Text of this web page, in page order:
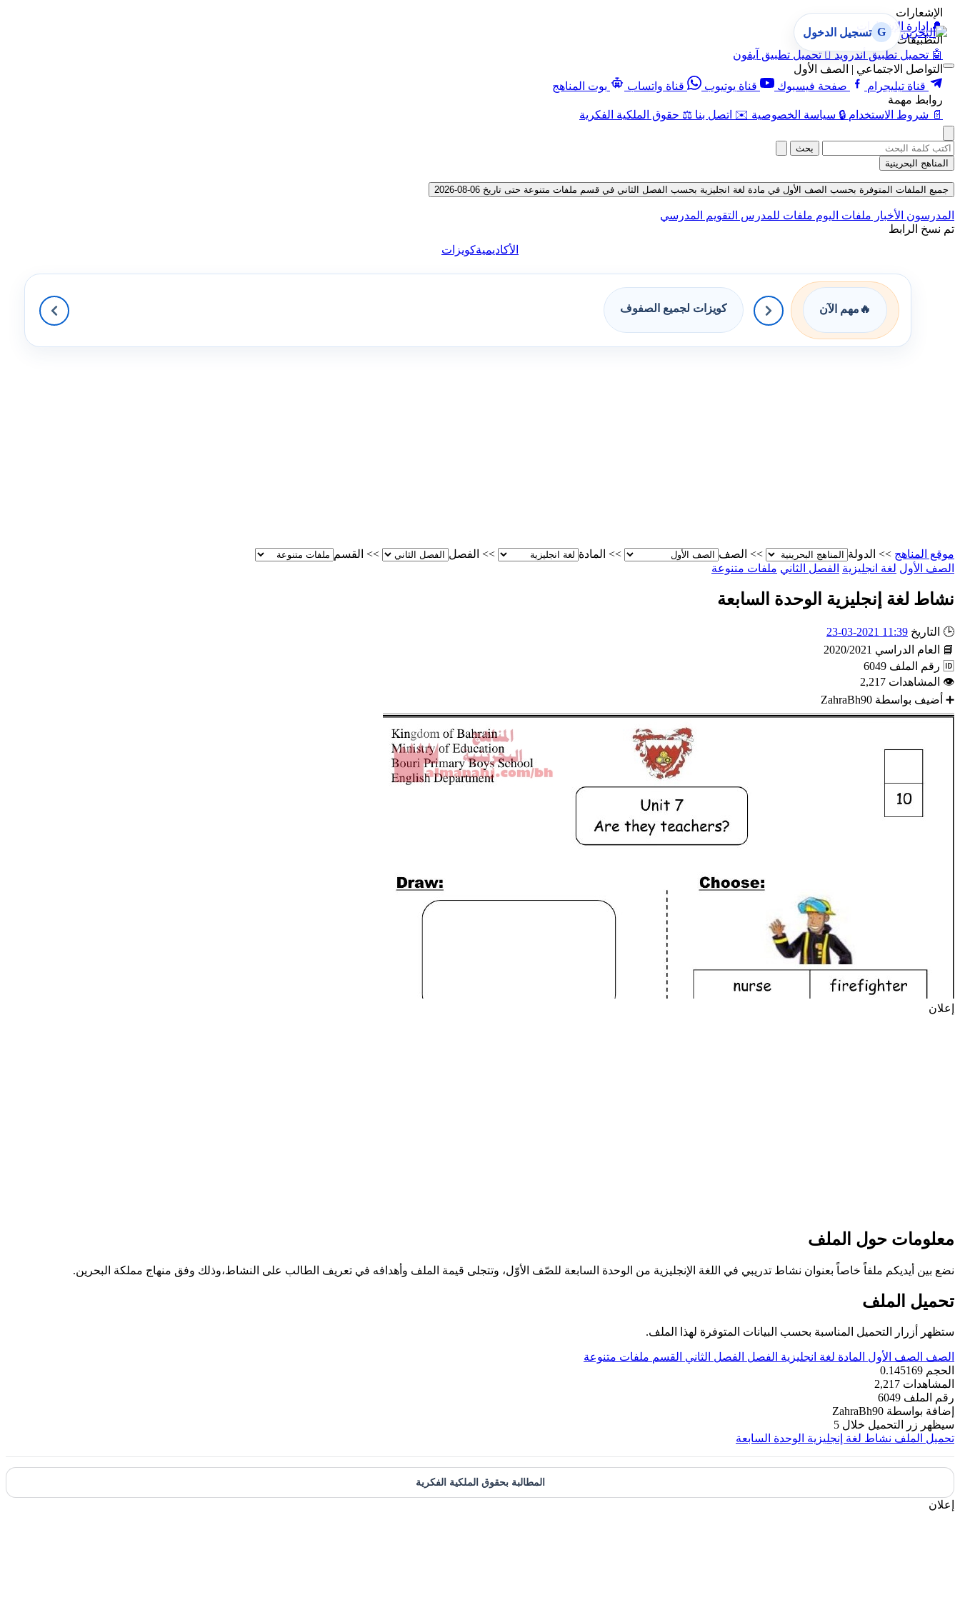
الإشعارات
🔔 إدارة الإشعارات
التطبيقات
🤖 تحميل تطبيق أندرويد  تحميل تطبيق آيفون
التواصل الاجتماعي | الصف الأول
قناة تيليجرام
صفحة فيسبوك قناة يوتيوب قناة واتساب
بوت المناهج
روابط مهمة
📄 شروط الاستخدام 🔒 سياسة الخصوصية ✉️ اتصل بنا ⚖️ حقوق الملكية الفكرية
G تسجيل الدخول
بحث
المناهج البحرينية
جميع الملفات المتوفرة بحسب الصف الأول في مادة لغة انجليزية بحسب الفصل الثاني في قسم ملفات متنوعة حتى تاريخ 06-08-2026
المدرسون الأخبار ملفات اليوم ملفات للمدرس التقويم المدرسي
تم نسخ الرابط
الأكاديميةكويزات
🔥 مهم الآن كويزات لجميع الصفوف
موقع المناهج >> الدولة >> الصف >> المادة >> الفصل >> القسم
الصف الأول لغة انجليزية الفصل الثاني ملفات متنوعة
نشاط لغة إنجليزية الوحدة السابعة
🕒 التاريخ 11:39 2021-03-23
📘
العام الدراسي 2020/2021
🆔 رقم الملف 6049
👁 المشاهدات 2,217
➕ أضيف بواسطة ZahraBh90
إعلان
معلومات حول الملف
نضع بين أيديكم ملفاً خاصاً بعنوان نشاط تدريبي في اللغة الإنجليزية من الوحدة السابعة للصّف الأوّل، وتتجلى قيمة الملف وأهدافه في تعريف الطالب على النشاط،وذلك وفق منهاج مملكة البحرين.
تحميل الملف
ستظهر أزرار التحميل المناسبة بحسب البيانات المتوفرة لهذا الملف.
الصف الصف الأول المادة لغة انجليزية الفصل الفصل الثاني القسم ملفات متنوعة
الحجم 0.145169
المشاهدات 2,217
رقم الملف 6049
إضافة بواسطة ZahraBh90
سيظهر زر التحميل خلال 5
تحميل الملف نشاط لغة إنجليزية الوحدة السابعة
المطالبة بحقوق الملكية الفكرية
إعلان